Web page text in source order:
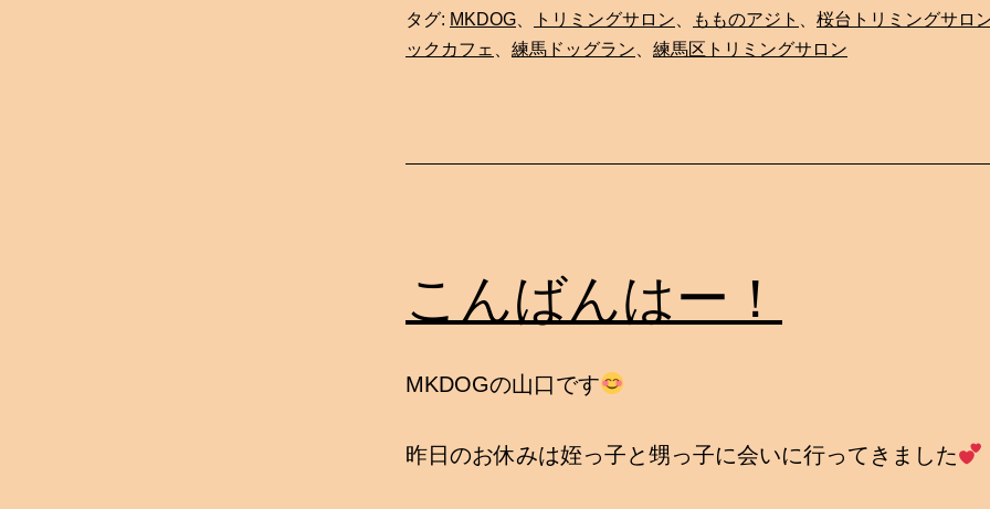
タグ: MKDOG トリミングサロン もものアジト
桜台トリミングサロ
ックカフェ
練馬ドッグラン 練馬区トリミングサロン
こんばんはー！
MKDOGの山口です
昨日のお休みは姪っ子と甥っ子に会いに行ってきました